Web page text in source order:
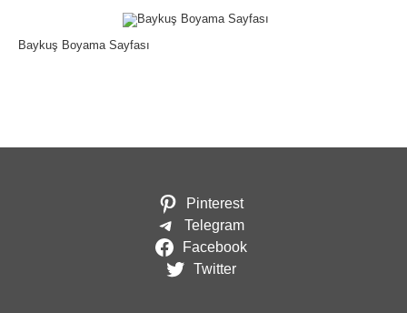
Baykuş Boyama Sayfası
Pinterest
Telegram
Facebook
Twitter